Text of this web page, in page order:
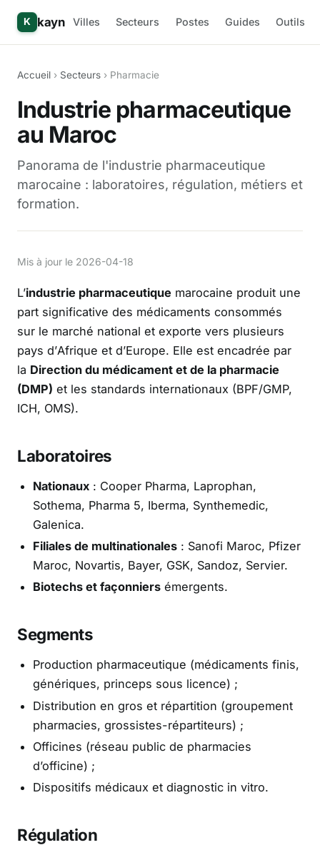
K kayn Villes Secteurs Postes Guides Outils
Accueil › Secteurs › Pharmacie
Industrie pharmaceutique
au Maroc
Panorama de l'industrie pharmaceutique
marocaine : laboratoires, régulation, métiers et
formation.
Mis à jour le 2026-04-18
L’industrie pharmaceutique marocaine produit une
part significative des médicaments consommés
sur le marché national et exporte vers plusieurs
pays d’Afrique et d’Europe. Elle est encadrée par
la Direction du médicament et de la pharmacie
(DMP) et les standards internationaux (BPF/GMP,
ICH, OMS).
Laboratoires
Nationaux: Cooper Pharma, Laprophan,
Sothema, Pharma 5, Iberma, Synthemedic,
Galenica.
Filiales de multinationales: Sanofi Maroc, Pfizer
Maroc, Novartis, Bayer, GSK, Sandoz, Servier.
Biotechs et façonniersémergents.
Segments
Production pharmaceutique (médicaments finis,
génériques, princeps sous licence) ;
Distribution en gros et répartition (groupement
pharmacies, grossistes-répartiteurs) ;
Officines (réseau public de pharmacies
d’officine) ;
Dispositifs médicaux et diagnostic in vitro.
Régulation